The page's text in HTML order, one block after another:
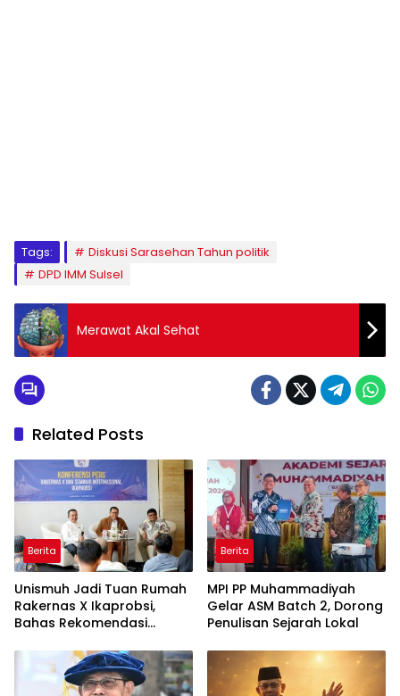
Tags:
Diskusi Sarasehan Tahun politik
DPD IMM Sulsel
Merawat Akal Sehat
Related Posts
Berita
Unismuh Jadi Tuan Rumah
Rakernas X Ikaprobsi,
Bahas Rekomendasi
Indonesia di Tingkat
Global
Berita
MPI PP Muhammadiyah
Gelar ASM Batch 2, Dorong
Penulisan Sejarah Lokal